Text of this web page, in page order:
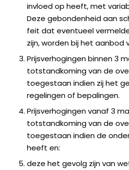
invloed op heeft, met
Deze gebondenheid aan
feit dat eventueel
zijn, worden bij het aanbod
Prijsverhogingen binnen 3
totstandkoming van de
toegestaan indien zij het
regelingen of bepalingen.
Prijsverhogingen vanaf 3
totstandkoming van de
toegestaan indien de
heeft en:
deze het gevolg zijn van